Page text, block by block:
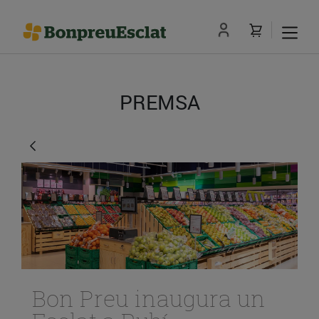
PREMSA
Bon Preu inaugura un